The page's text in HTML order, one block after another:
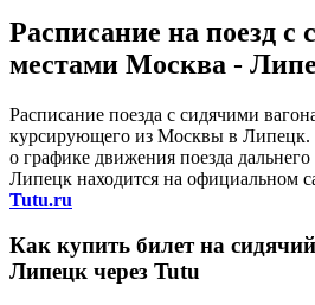
Расписание на поезд с
местами Москва -
Расписание поезда с сидячими
курсирующего из Москвы в Липецк.
о графике движения поезда
Липецк находится на официальном
Tutu.ru
Как купить билет на
Липецк через Tutu